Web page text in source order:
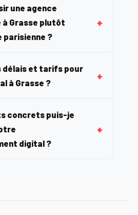
une agence
Grasse plutôt
parisienne ?
délais et tarifs pour
à Grasse ?
concrets puis-je
digital ?